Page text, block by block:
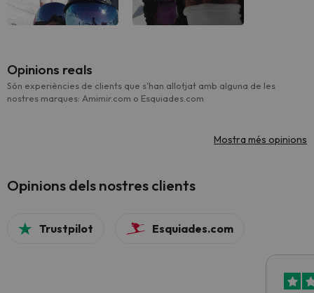
Opinions reals
Són experiències de clients que s'han allotjat amb alguna de les
nostres marques: Amimir.com o Esquiades.com
Mostra més opinions
Opinions dels nostres clients
Trustpilot Esquiades.com